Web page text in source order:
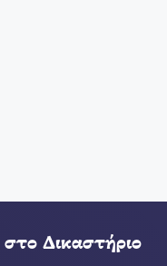
Δικαστήριο